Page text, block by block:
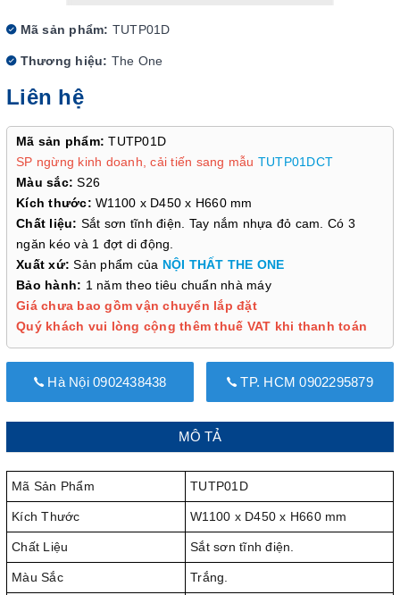
Mã sản phẩm: TUTP01D
Thương hiệu: The One
Liên hệ
Mã sản phẩm: TUTP01D
SP ngừng kinh doanh, cải tiến sang mẫu TUTP01DCT
Màu sắc: S26
Kích thước: W1100 x D450 x H660 mm
Chất liệu: Sắt sơn tĩnh điện. Tay nắm nhựa đỏ cam. Có 3
ngăn kéo và 1 đợt di động.
Xuất xứ:Sản phẩm của NỘI THẤT THE ONE
Bảo hành: 1 năm theo tiêu chuẩn nhà máy
Giá chưa bao gồm vận chuyển lắp đặt
Quý khách vui lòng cộng thêm thuế VAT khi thanh toán
Hà Nội 0902438438 TP. HCM 0902295879
MÔ TẢ
Mã Sản Phẩm TUTP01D
Kích Thước W1100 x D450 x H660 mm
Chất Liệu Sắt sơn tĩnh điện.
Màu Sắc Trắng.